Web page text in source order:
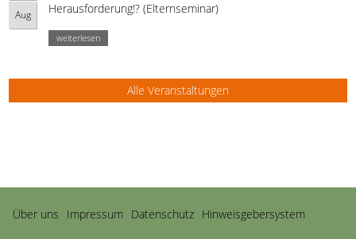
Aug
Herausforderung!? (Elternseminar)
weiterlesen
Alle Veranstaltungen
Navigation
überspringen
Über uns Impressum Datenschutz Hinweisgebersystem